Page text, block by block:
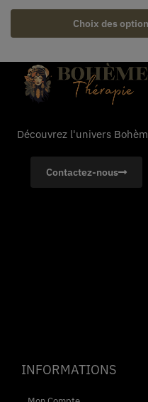
Choix des
Découvrez l'univers
Contactez-nous
INFORMATIONS